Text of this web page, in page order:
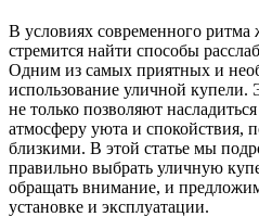
В условиях современного
стремится найти способы
Одним из самых приятных и
использование уличной
не только позволяют
атмосферу уюта и спокойствия,
близкими. В этой статье мы
правильно выбрать уличную
обращать внимание, и
установке и эксплуатации.